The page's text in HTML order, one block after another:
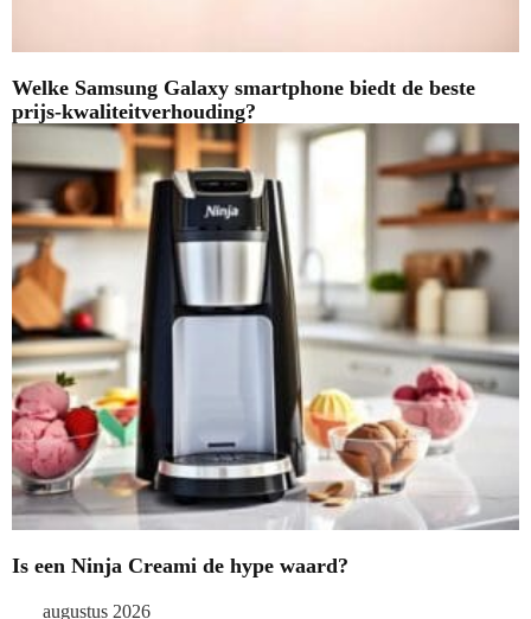
Welke Samsung Galaxy smartphone biedt de beste
prijs-kwaliteitverhouding?
Is een Ninja Creami de hype waard?
augustus 2026